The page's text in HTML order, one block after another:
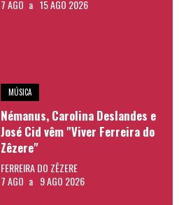
7 AGO a 15 AGO 2026
MÚSICA
Némanus, Carolina Deslandes e
José Cid vêm "Viver Ferreira do
Zêzere"
FERREIRA DO ZÊZERE
7 AGO a 9 AGO 2026